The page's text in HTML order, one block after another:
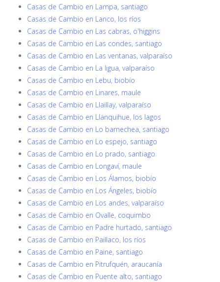
Casas de Cambio en Lampa, santiago
Casas de Cambio en Lanco, los ríos
Casas de Cambio en Las cabras, o'higgins
Casas de Cambio en Las condes, santiago
Casas de Cambio en Las ventanas, valparaíso
Casas de Cambio en La ligua, valparaíso
Casas de Cambio en Lebu, biobío
Casas de Cambio en Linares, maule
Casas de Cambio en Llaillay, valparaíso
Casas de Cambio en Llanquihue, los lagos
Casas de Cambio en Lo barnechea, santiago
Casas de Cambio en Lo espejo, santiago
Casas de Cambio en Lo prado, santiago
Casas de Cambio en Longaví, maule
Casas de Cambio en Los Álamos, biobío
Casas de Cambio en Los Ángeles, biobío
Casas de Cambio en Los andes, valparaíso
Casas de Cambio en Ovalle, coquimbo
Casas de Cambio en Padre hurtado, santiago
Casas de Cambio en Paillaco, los ríos
Casas de Cambio en Paine, santiago
Casas de Cambio en Pitrufquén, araucanía
Casas de Cambio en Puente alto, santiago